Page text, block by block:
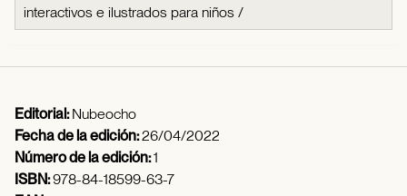
interactivos e ilustrados para niños /
Editorial:Nubeocho
Fecha de la edición:26/04/2022
Número de la edición:1
ISBN:978-84-18599-63-7